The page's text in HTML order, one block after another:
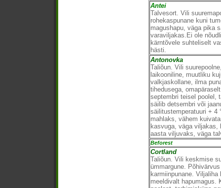
Antei
Talvesort. Vili
rohekaspunane kuni
magushapu, väga pika
varaviljakas.Ei ole
kärntõvele suhteliselt
hästi.
Antonovka
Taliõun. Vili
laikooniline, muutliku
valkjaskollane, ilma
tihedusega,
septembri teisel poolel,
säilib detsembri või
säilitustemperatuuri + 4
mahlaks, vähem
kasvuga, väga viljakas,
aasta viljuvaks, väga
Beforest
Cortland
Taliõun. Vili keskmise
ümmargune.
karmiinpunane.
meeldivalt hapumagus.